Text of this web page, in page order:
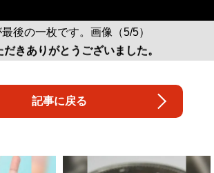
後の一枚です。画像（5/5）
だきありがとうございました。
記事に戻る